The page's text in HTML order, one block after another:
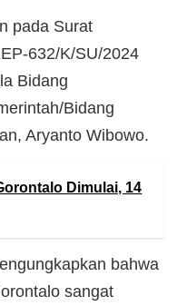
pada Surat
632/K/SU/2024
Bidang
Bidang
Aryanto Wibowo.
Dimulai, 14
bahwa
sangat